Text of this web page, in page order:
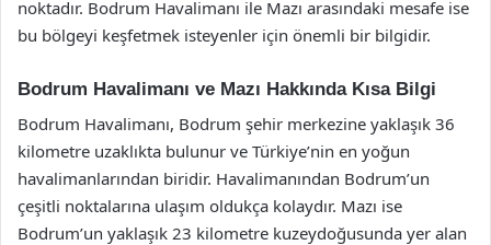
noktadır. Bodrum Havalimanı ile Mazı arasındaki mesafe ise
bu bölgeyi keşfetmek isteyenler için önemli bir bilgidir.
Bodrum Havalimanı ve Mazı Hakkında Kısa Bilgi
Bodrum Havalimanı, Bodrum şehir merkezine yaklaşık 36
kilometre uzaklıkta bulunur ve Türkiye’nin en yoğun
havalimanlarından biridir. Havalimanından Bodrum’un
çeşitli noktalarına ulaşım oldukça kolaydır. Mazı ise
Bodrum’un yaklaşık 23 kilometre kuzeydoğusunda yer alan